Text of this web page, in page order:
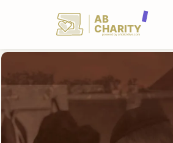
AB
CHARITY
powerd by ahblicklive.com